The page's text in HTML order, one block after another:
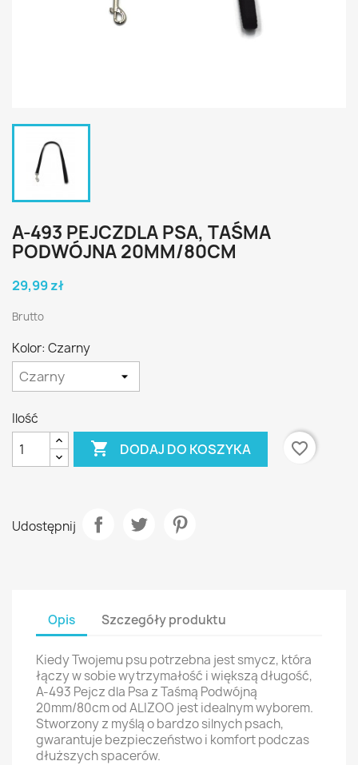
A-493 PEJCZDLA PSA, TAŚMA
PODWÓJNA 20MM/80CM
29,99 zł
Brutto
Kolor: Czarny
Ilość
 DODAJ DO KOSZYKA favorite_border
Udostępnij
Opis Szczegóły produktu
Kiedy Twojemu psu potrzebna jest smycz, która
łączy w sobie wytrzymałość i większą długość,
A-493 Pejcz dla Psa z Taśmą Podwójną
20mm/80cm od ALIZOO jest idealnym wyborem.
Stworzony z myślą o bardzo silnych psach,
gwarantuje bezpieczeństwo i komfort podczas
dłuższych spacerów.